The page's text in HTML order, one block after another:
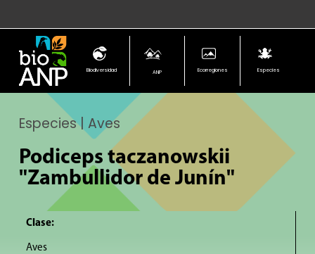
Biodiversidad ANP Ecorregiones Especies
Especies | Aves
Podiceps taczanowskii
"Zambullidor de Junín"
Clase:
Aves